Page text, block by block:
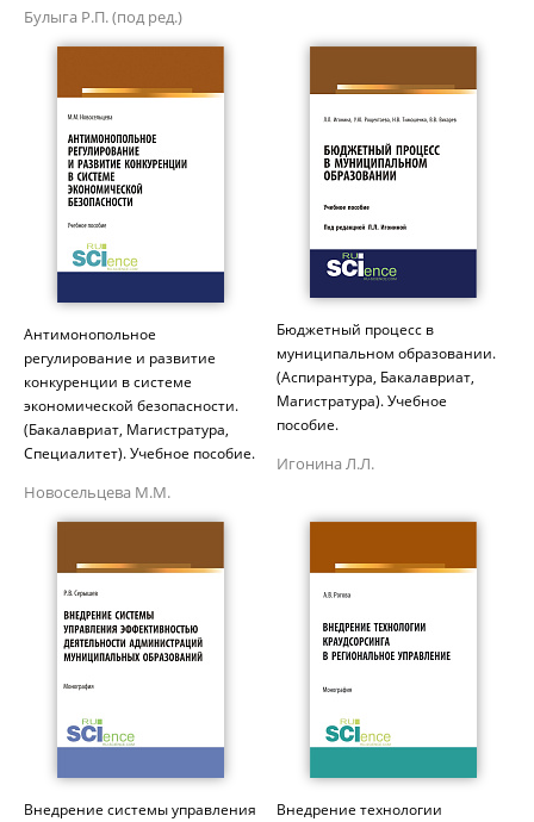
Булыга Р.П. (под ред.)
Антимонопольное
регулирование и развитие
конкуренции в системе
экономической безопасности.
(Бакалавриат, Магистратура,
Специалитет). Учебное пособие.
Новосельцева М.М.
Бюджетный процесс в
муниципальном образовании.
(Аспирантура, Бакалавриат,
Магистратура). Учебное
пособие.
Игонина Л.Л.
Внедрение системы управления
Внедрение технологии